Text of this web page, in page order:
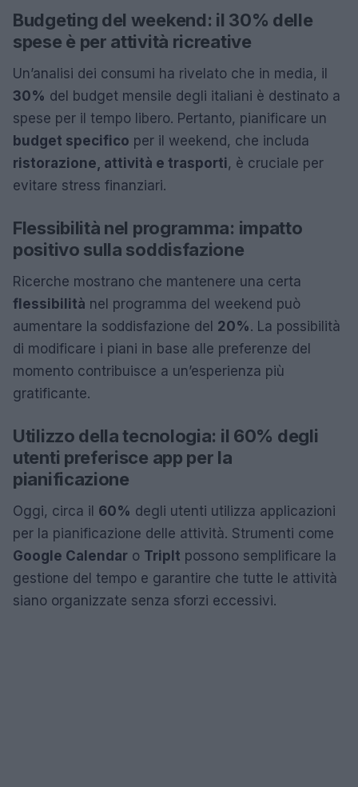
Budgeting del weekend: il 30% delle
spese è per attività ricreative
Un’analisi dei consumi ha rivelato che in media, il
30% del budget mensile degli italiani è destinato a
spese per il tempo libero. Pertanto, pianificare un
budget specifico per il weekend, che includa
ristorazione, attività e trasporti, è cruciale per
evitare stress finanziari.
Flessibilità nel programma: impatto
positivo sulla soddisfazione
Ricerche mostrano che mantenere una certa
flessibilità nel programma del weekend può
aumentare la soddisfazione del 20%. La possibilità
di modificare i piani in base alle preferenze del
momento contribuisce a un’esperienza più
gratificante.
Utilizzo della tecnologia: il 60% degli
utenti preferisce app per la
pianificazione
Oggi, circa il 60% degli utenti utilizza applicazioni
per la pianificazione delle attività. Strumenti come
Google Calendar o TripIt possono semplificare la
gestione del tempo e garantire che tutte le attività
siano organizzate senza sforzi eccessivi.